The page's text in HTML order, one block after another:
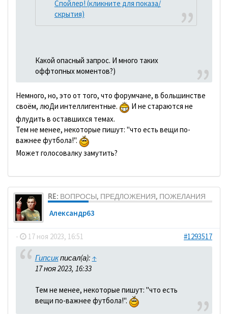
Спойлер! (кликните для показа/
скрытия)
Какой опасный запрос. И много таких
оффтопных моментов?)
Немного, но, это от того, что форумчане, в большинстве
своём, люДи интеллигентные.
И не стараются не
флудить в оставшихся темах.
Тем не менее, некоторые пишут: "что есть вещи по-
важнее футбола!".
Может голосовалку замутить?
RE: ВОПРОСЫ, ПРЕДЛОЖЕНИЯ, ПОЖЕЛАНИЯ
Александр63
- 17 ноя 2023, 16:51 #1293517
Гипсикписал(а): ↑
17 ноя 2023, 16:33
Тем не менее, некоторые пишут: "что есть
вещи по-важнее футбола!".